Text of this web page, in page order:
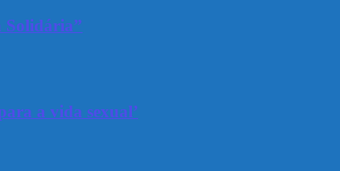
Solidária”
a vida sexual’